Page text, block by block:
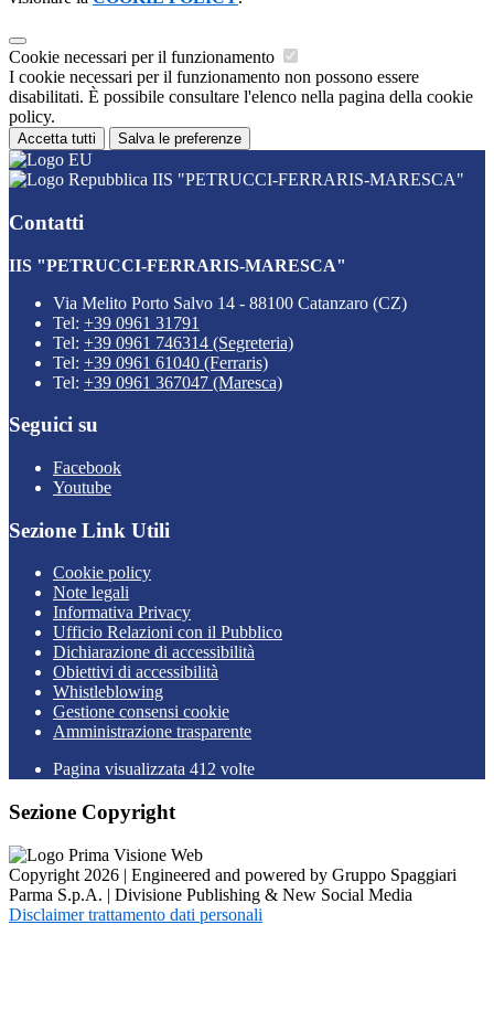
Cookie necessari per il funzionamento
I cookie necessari per il funzionamento non possono essere
disabilitati. È possibile consultare l'elenco nella pagina della cookie
policy.
Accetta tutti Salva le preferenze
IIS "PETRUCCI-FERRARIS-MARESCA"
Contatti
IIS "PETRUCCI-FERRARIS-MARESCA"
Via Melito Porto Salvo 14 - 88100 Catanzaro (CZ)
Tel: +39 0961 31791
Tel: +39 0961 746314 (Segreteria)
Tel: +39 0961 61040 (Ferraris)
Tel: +39 0961 367047 (Maresca)
Seguici su
Facebook
Youtube
Sezione Link Utili
Cookie policy
Note legali
Informativa Privacy
Ufficio Relazioni con il Pubblico
Dichiarazione di accessibilità
Obiettivi di accessibilità
Whistleblowing
Gestione consensi cookie
Amministrazione trasparente
Pagina visualizzata 412 volte
Sezione Copyright
Copyright 2026 | Engineered and powered by Gruppo Spaggiari
Parma S.p.A. | Divisione Publishing & New Social Media
Disclaimer trattamento dati personali